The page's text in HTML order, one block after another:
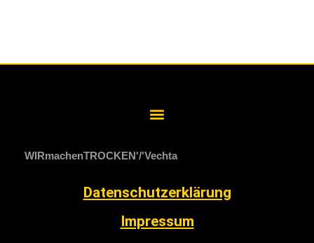
WIRmachenTROCKEN Vechta
Datenschutzerklärung
Impressum